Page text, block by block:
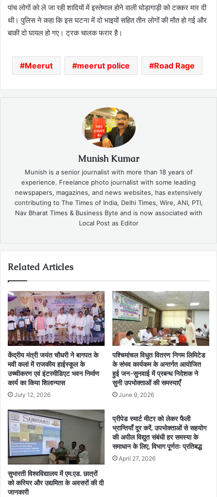
पांच लोगों को ले जा रही शादियों में इस्तेमाल होने वाली घोड़ागाड़ी को टक्कर मार दी
थी। पुलिस ने कहा कि इस घटना में दो भाइयों सहित तीन लोगों की मौत हो गई और
बाकी दो घायल हो गए। ट्रक चालक फरार है।
Meerut meerut police Road Rage
Munish Kumar
Munish is a senior journalist with more than 18 years of
experience. Freelance photo journalist with some leading
newspapers, magazines, and news websites, has extensively
contributing to The Times of India, Delhi Times, Wire, ANI, PTI,
Nav Bharat Times & Business Byte and is now associated with
Local Post as Editor
Related Articles
केंद्रीय मंत्री जयंत चौधरी ने बागपत के
मवी कलां में राजकीय हाईस्कूल के
उच्चीकरण एवं इंटरमीडिएट भवन निर्माण
कार्य का किया शिलान्यास
July 12, 2026
पश्चिमांचल विधुत वितरण निगम लिमिटेड
के संभव कार्यकम के अन्तर्गत आयोजित
हुई जन-सुनवाई में प्रबन्ध निदेशक ने
सुनी उपभोक्ताओं की समस्याएँ
June 9, 2026
सुभारती विश्वविद्यालय में एम.एड. छात्रों
को करियर और उद्यमिता के अवसरों की दी
जानकारी
प्रीपेड स्मार्ट मीटर को लेकर फैली
भ्रान्तियाँ दूर करें, उपभोक्ताओं से सहयोग
की अपील विद्युत संबंधी हर समस्या के
समाधान के लिए, विभाग पूर्णतः प्रतिबद्ध
April 27, 2026